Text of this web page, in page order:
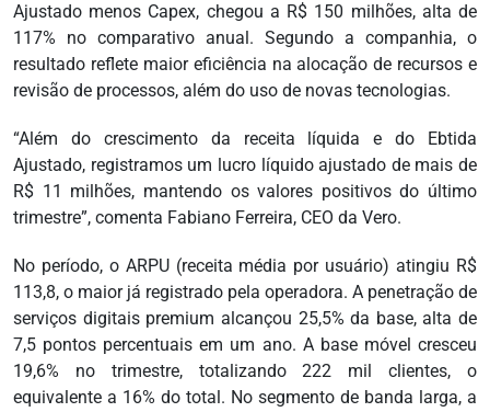
Ajustado menos Capex, chegou a R$ 150 milhões, alta de
117% no comparativo anual. Segundo a companhia, o
resultado reflete maior eficiência na alocação de recursos e
revisão de processos, além do uso de novas tecnologias.
“Além do crescimento da receita líquida e do Ebtida
Ajustado, registramos um lucro líquido ajustado de mais de
R$ 11 milhões, mantendo os valores positivos do último
trimestre”, comenta Fabiano Ferreira, CEO da Vero.
No período, o ARPU (receita média por usuário) atingiu R$
113,8, o maior já registrado pela operadora. A penetração de
serviços digitais premium alcançou 25,5% da base, alta de
7,5 pontos percentuais em um ano. A base móvel cresceu
19,6% no trimestre, totalizando 222 mil clientes, o
equivalente a 16% do total. No segmento de banda larga, a